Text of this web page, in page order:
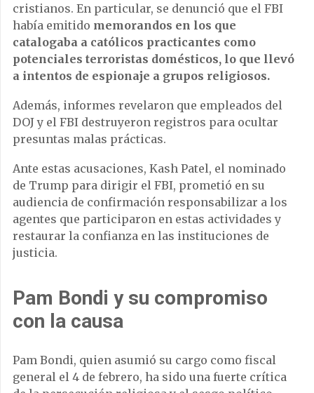
cristianos. En particular, se denunció que el FBI
había emitido memorandos en los que
catalogaba a católicos practicantes como
potenciales terroristas domésticos, lo que llevó
a intentos de espionaje a grupos religiosos.
Además, informes revelaron que empleados del
DOJ y el FBI destruyeron registros para ocultar
presuntas malas prácticas.
Ante estas acusaciones, Kash Patel, el nominado
de Trump para dirigir el FBI, prometió en su
audiencia de confirmación responsabilizar a los
agentes que participaron en estas actividades y
restaurar la confianza en las instituciones de
justicia.
Pam Bondi y su compromiso
con la causa
Pam Bondi, quien asumió su cargo como fiscal
general el 4 de febrero, ha sido una fuerte crítica